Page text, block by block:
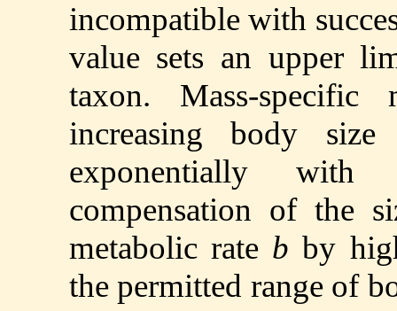
incompatible with
value sets an upper
taxon. Mass-specific
increasing body
exponentially with
compensation of the
metabolic rate b by
the permitted range of